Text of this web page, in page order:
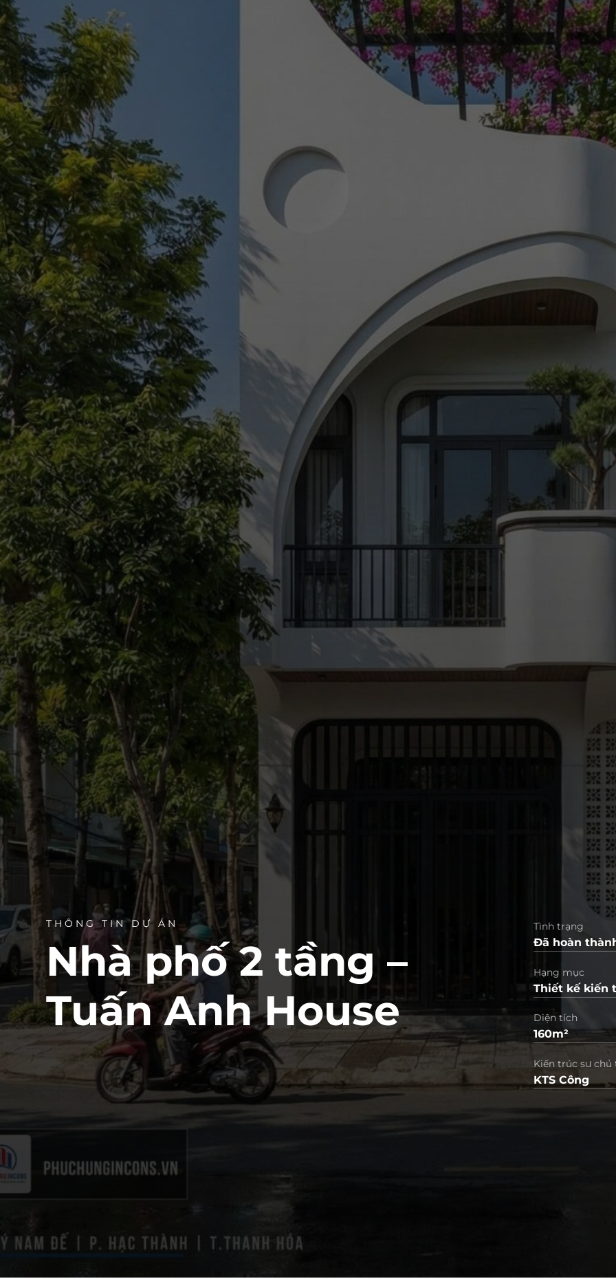
THÔNG TIN DỰ ÁN
Nhà phố 2 tầng –
Tuấn Anh House
Tình trạng
Đã hoàn
Hạng mục
Thiết kế kiến
Diện tích
160m²
Kiến trúc sư chủ
KTS Công